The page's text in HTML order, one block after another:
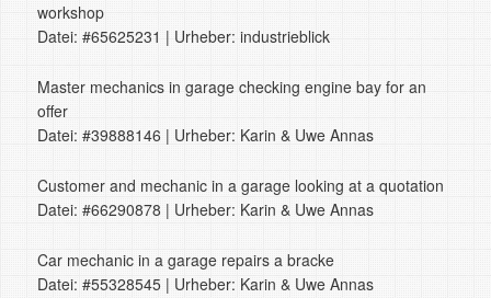
workshop
Datei: #65625231 | Urheber: industrieblick
Master mechanics in garage checking engine bay for an
offer
Datei: #39888146 | Urheber: Karin & Uwe Annas
Customer and mechanic in a garage looking at a quotation
Datei: #66290878 | Urheber: Karin & Uwe Annas
Car mechanic in a garage repairs a bracke
Datei: #55328545 | Urheber: Karin & Uwe Annas